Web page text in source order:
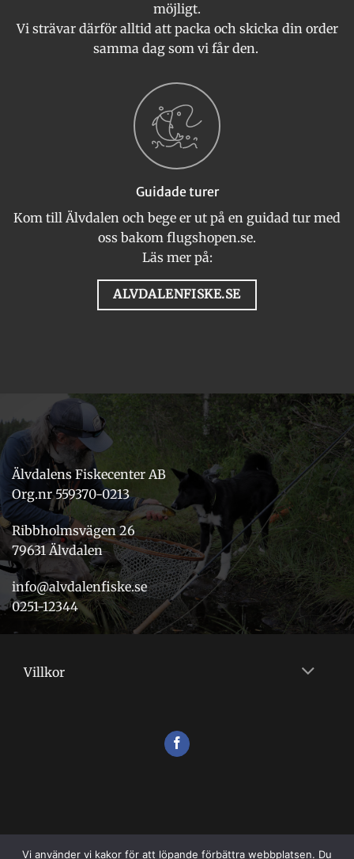
möjligt.
Vi strävar därför alltid att packa och skicka din order
samma dag som vi får den.
Guidade turer
Kom till Älvdalen och bege er ut på en guidad tur med
oss bakom flugshopen.se.
Läs mer på:
ALVDALENFISKE.SE
Älvdalens Fiskecenter AB
Org.nr 559370-0213
Ribbholmsvägen 26
79631 Älvdalen
info@alvdalenfiske.se
0251-12344
Villkor
Vi använder vi kakor för att löpande förbättra webbplatsen. Du